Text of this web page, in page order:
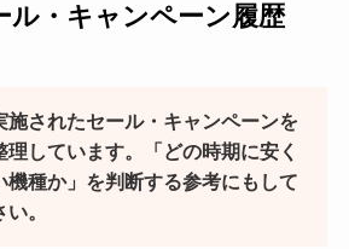
ル・キャンペーン履歴
施されたセール・キャンペーンを
理しています。「どの時期に安く
機種か」を判断する参考にもして
。